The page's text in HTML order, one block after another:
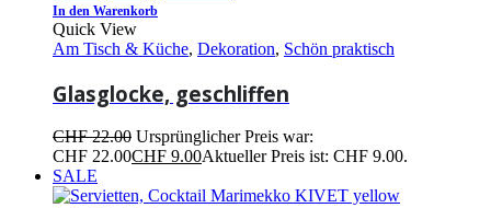
In den Warenkorb
Quick View
Am Tisch & Küche, Dekoration, Schön praktisch
Glasglocke, geschliffen
CHF22.00 Ursprünglicher Preis war:
CHF 22.00CHF 9.00Aktueller Preis ist: CHF 9.00.
SALE